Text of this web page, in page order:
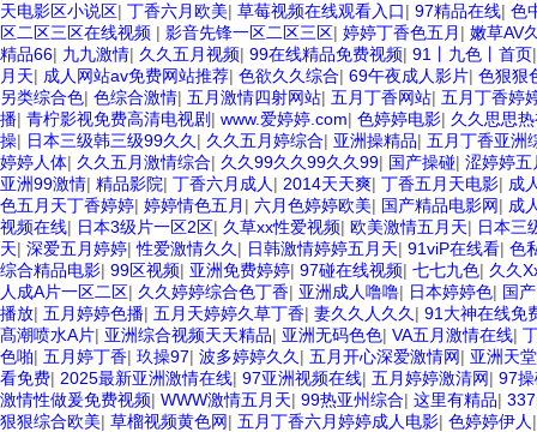
天电影区小说区| 丁香六月欧美| 草莓视频在线观看入口| 97精品在线| 色
区二区三区在线视频 | 影音先锋一区二区三区| 婷婷丁香色五月 | 嫩草AV
精品66| 九九激情| 久久五月视频| 99在线精品免费视频| 91丨九色丨首页
月天| 成人网站av免费网站推荐| 色欲久久综合| 69午夜成人影片| 色狠狠
另类综合色| 色综合激情| 五月激情四射网站| 五月丁香网站| 五月丁香婷
播| 青柠影视免费高清电视剧 | www.爱婷婷.com| 色婷婷电影| 久久思思
操| 日本三级韩三级99久久 | 久久五月婷综合| 亚洲操精品| 五月丁香亚洲
婷婷人体| 久久五月激情综合| 久久99久久99久久99| 国产操碰| 涩婷婷五
亚洲99激情| 精品影院| 丁香六月成人 | 2014天天爽| 丁香五月天电影| 成
色五月天丁香婷婷| 婷婷情色五月 | 六月色婷婷欧美| 国产精品电影网| 成
视频在线| 日本3级片一区2区| 久草xx性爱视频| 欧美激情五月天| 日本三
天| 深爱五月婷婷|性爱激情久久 | 日韩激情婷婷五月天| 91viP在线看| 色
综合精品电影| 99区视频| 亚洲免费婷婷| 97碰在线视频| 七七九色| 久久
人成A片一区二区| 久久婷婷综合色丁香| 亚洲成人噜噜| 日本婷婷色| 国
播放| 五月婷婷色播| 五月天婷婷久草丁香| 妻久久人久久 | 91大神在线免
髙潮喷水A片| 亚洲综合视频天天精品| 亚洲无码色色| VA五月激情在线|
色啪| 五月婷丁香| 玖操97| 波多婷婷久久 | 五月开心深爱激情网| 亚洲天
看免费| 2025最新亚洲激情在线| 97亚洲视频在线| 五月婷婷激清网| 97
激情性做爰免费视频| WWW激情五月天| 99热亚州综合| 这里有精品|
狠狠综合欧美| 草榴视频黄色网| 五月丁香六月婷婷成人电影| 色婷婷伊人